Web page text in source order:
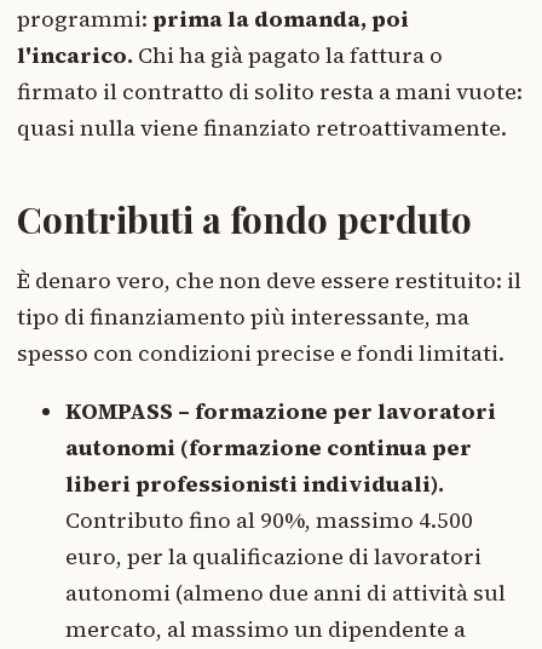
programmi: prima la domanda, poi
l'incarico. Chi ha già pagato la fattura o
firmato il contratto di solito resta a mani vuote:
quasi nulla viene finanziato retroattivamente.
Contributi a fondo perduto
È denaro vero, che non deve essere restituito: il
tipo di finanziamento più interessante, ma
spesso con condizioni precise e fondi limitati.
KOMPASS – formazione per lavoratori
autonomi (formazione continua per
liberi professionisti individuali).
Contributo fino al 90%, massimo 4.500
euro, per la qualificazione di lavoratori
autonomi (almeno due anni di attività sul
mercato, al massimo un dipendente a